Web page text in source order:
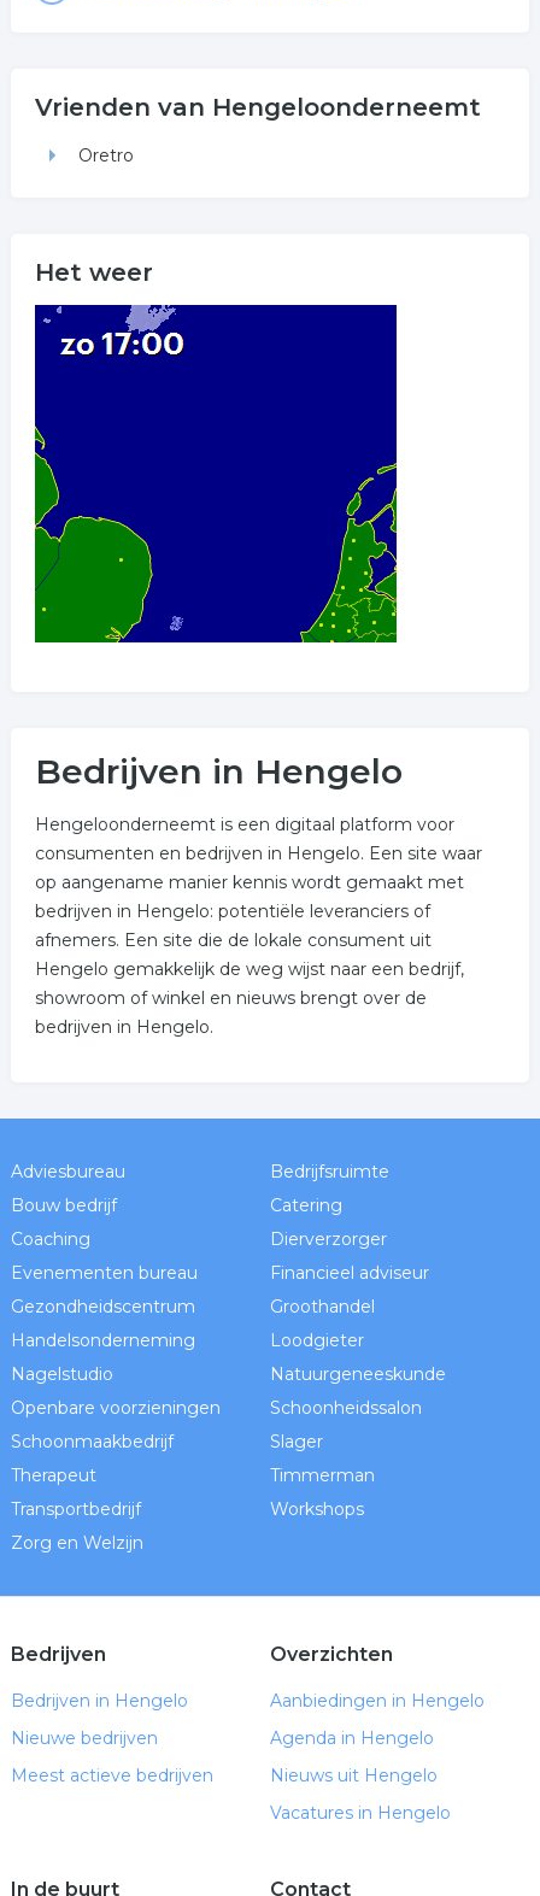
Vrienden van Hengeloonderneemt
Oretro
Het weer
Bedrijven in Hengelo
Hengeloonderneemt is een digitaal platform voor
consumenten en bedrijven in Hengelo. Een site waar
op aangename manier kennis wordt gemaakt met
bedrijven in Hengelo: potentiële leveranciers of
afnemers. Een site die de lokale consument uit
Hengelo gemakkelijk de weg wijst naar een bedrijf,
showroom of winkel en nieuws brengt over de
bedrijven in Hengelo.
Adviesbureau
Bedrijfsruimte
Bouw bedrijf
Catering
Coaching
Dierverzorger
Evenementen bureau
Financieel adviseur
Gezondheidscentrum
Groothandel
Handelsonderneming
Loodgieter
Nagelstudio
Natuurgeneeskunde
Openbare voorzieningen
Schoonheidssalon
Schoonmaakbedrijf
Slager
Therapeut
Timmerman
Transportbedrijf
Workshops
Zorg en Welzijn
Bedrijven
Bedrijven in Hengelo
Nieuwe bedrijven
Meest actieve bedrijven
Overzichten
Aanbiedingen in Hengelo
Agenda in Hengelo
Nieuws uit Hengelo
Vacatures in Hengelo
In de buurt Contact